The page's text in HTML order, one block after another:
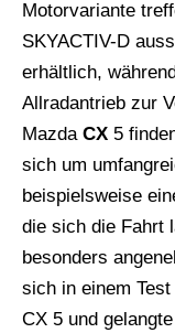
Motorvariante
SKYACTIV-D
erhältlich,
Allradantrieb zur
Mazda CX 5
sich um
beispielsweise
die sich die Fahrt
besonders
sich in einem
CX 5 und